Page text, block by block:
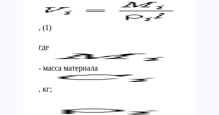
, (1)
где
- масса материала
, кг;